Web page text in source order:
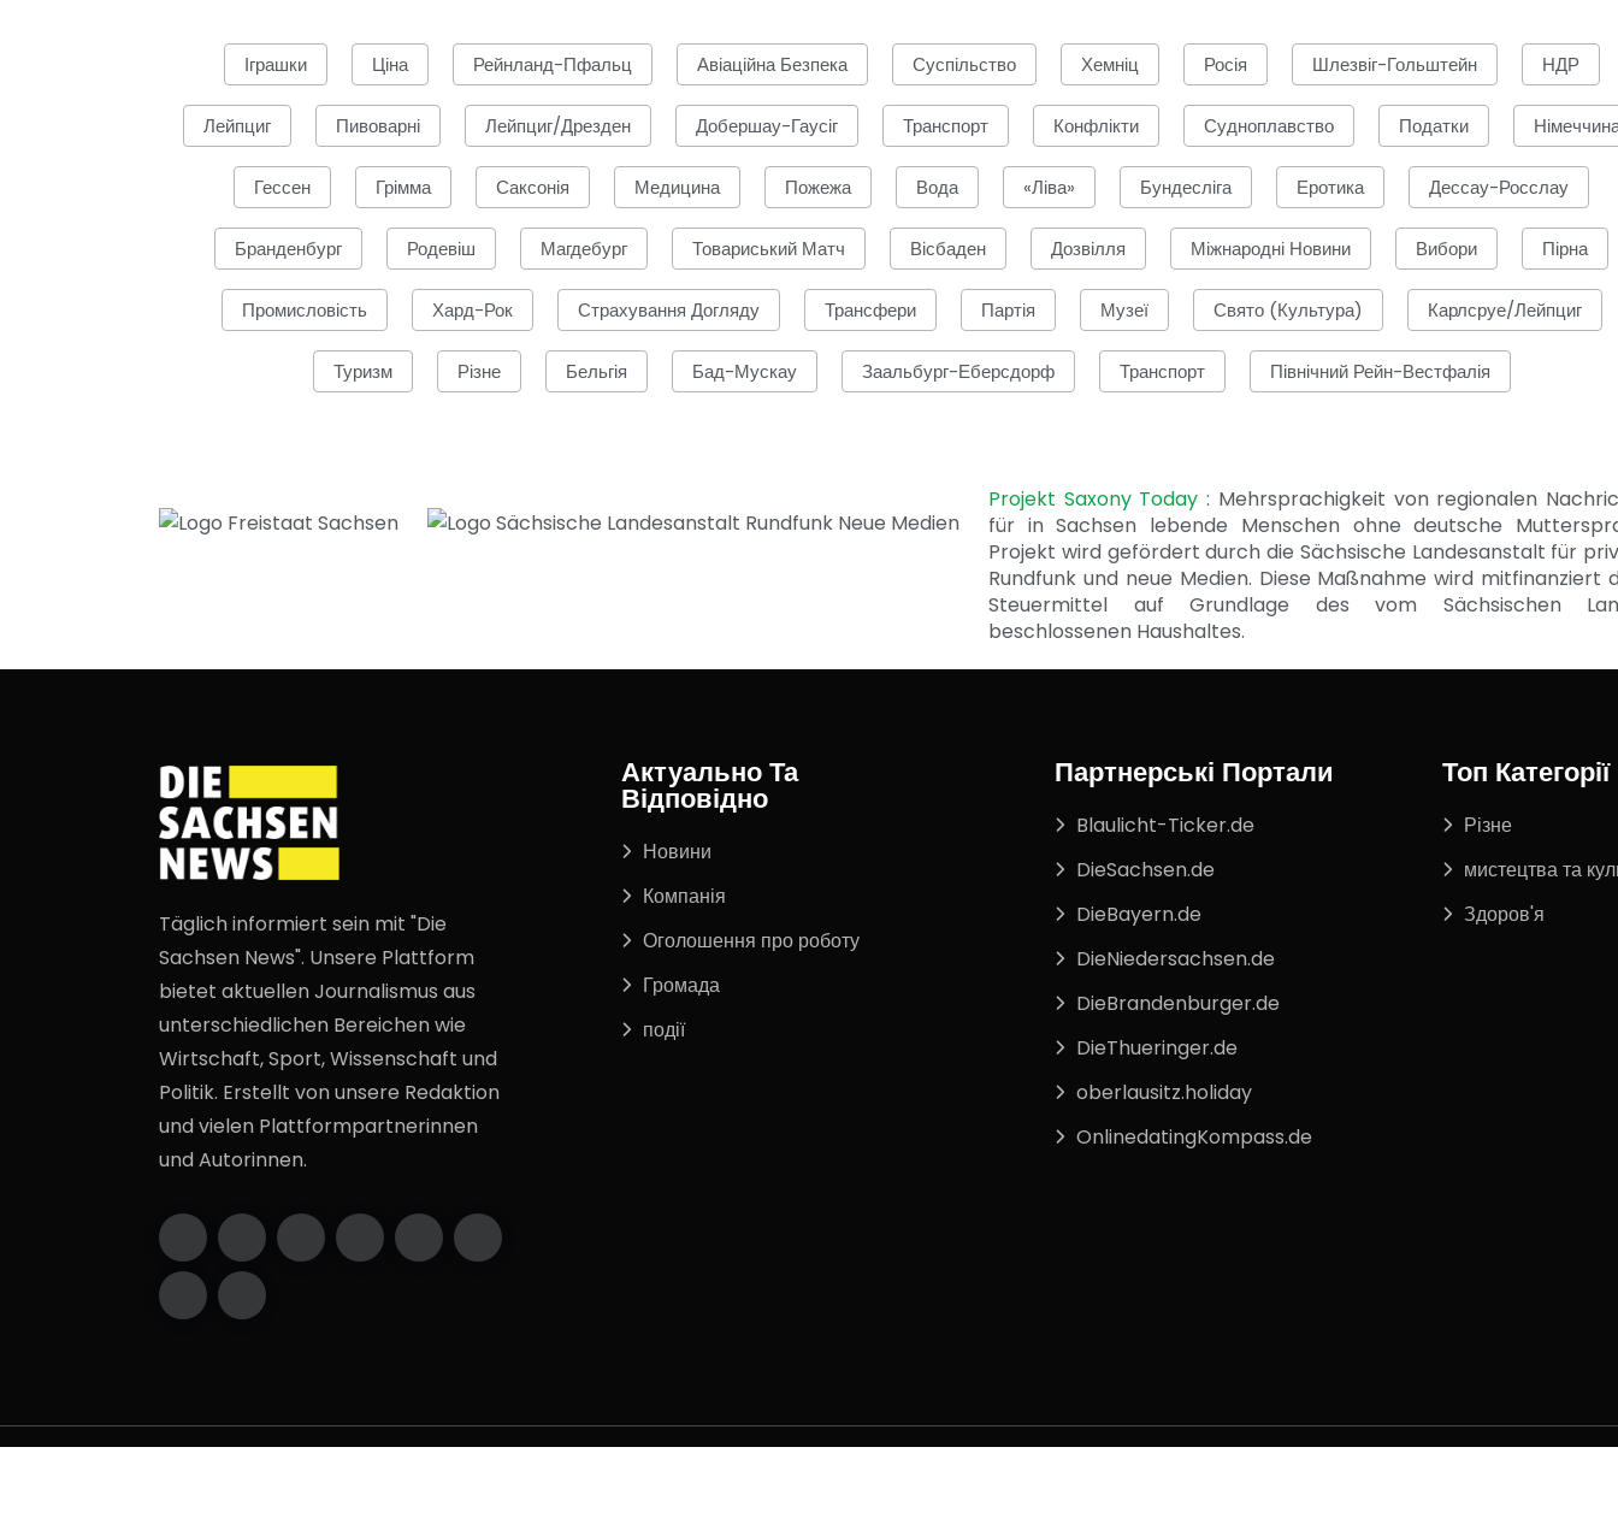
Іграшки Ціна Рейнланд-Пфальц Авіаційна Безпека Суспільство Хемніц Росія Шлезвіг-Гольштейн НДР
Лейпциг Пивоварні Лейпциг/Дрезден Добершау-Гаусіг Транспорт Конфлікти Судноплавство Податки
Гессен Грімма Саксонія Медицина Пожежа Вода «Ліва» Бундесліга Еротика Дессау-Росслау
Бранденбург Родевіш Магдебург Товариський Матч Вісбаден Дозвілля Міжнародні Новини Вибори Пірна
Промисловість Хард-Рок Страхування Догляду Трансфери Партія Музеї Свято (культура) Карлсруе/Лейпциг
Туризм Різне Бельгія Бад-Мускау Заальбург-Еберсдорф Транспорт Північний Рейн-Вестфалія
Projekt Saxony Today: Mehrsprachigkeit von regionalen
für in Sachsen lebende Menschen ohne deutsche
Projekt wird gefördert durch die Sächsische Landesanstalt für
Rundfunk und neue Medien. Diese Maßnahme wird mitfinanziert
Steuermittel auf Grundlage des vom Sächsischen
beschlossenen Haushaltes.
Täglich informiert sein mit "Die
Sachsen News". Unsere Plattform
bietet aktuellen Journalismus aus
unterschiedlichen Bereichen wie
Wirtschaft, Sport, Wissenschaft und
Politik. Erstellt von unsere Redaktion
und vielen Plattformpartnerinnen
und Autorinnen.
Актуально Та
Відповідно
Новини
Компанія
Оголошення про роботу
Громада
події
Партнерські Портали
Blaulicht-Ticker.de
DieSachsen.de
DieBayern.de
DieNiedersachsen.de
DieBrandenburger.de
DieThueringer.de
oberlausitz.holiday
OnlinedatingKompass.de
Топ Категорії
Різне
мистецтва та
Здоров'я